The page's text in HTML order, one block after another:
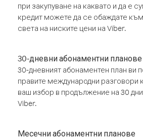
при закупуване на каквато и да е
кредит можете да се обаждате
света на ниските цени на Viber.
30-дневни абонаментни планове
30-дневният абонаментен план ви
правите международни разговори
ваш избор в продължение на 30
Viber.
Месечни абонаментни планове